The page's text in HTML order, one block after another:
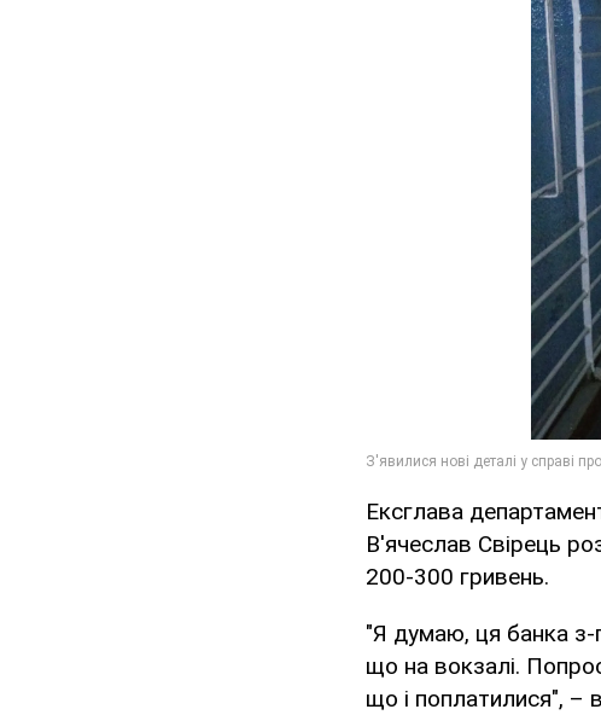
Ексглава
В'ячеслав Свірець
200-300 гривень.
"Я думаю, ця банка з-
що на вокзалі.
що і поплатилися", –